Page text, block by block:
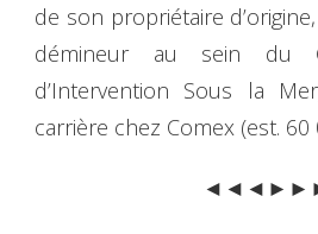
de son propriétaire
démineur au sein du
d’Intervention Sous la
carrière chez Comex (est. 60